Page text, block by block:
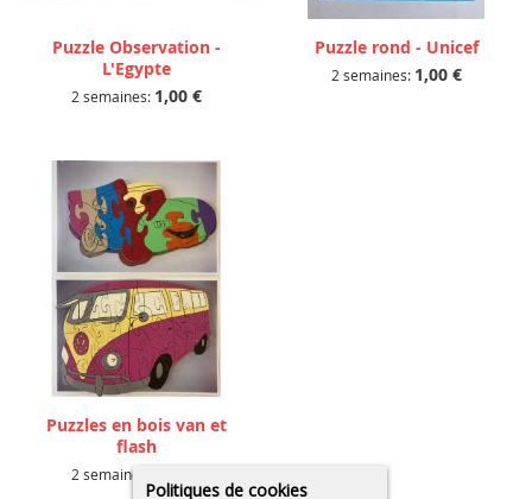
Puzzle Observation -
L'Egypte
2 semaines: 1,00 €
Puzzle rond - Unicef
2 semaines: 1,00 €
Puzzles en bois van et
flash
2 semaines:
Politiques de cookies